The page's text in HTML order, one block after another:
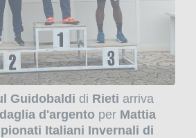
Guidobaldi di Rieti arriva
d'argento per Mattia
Italiani Invernali di